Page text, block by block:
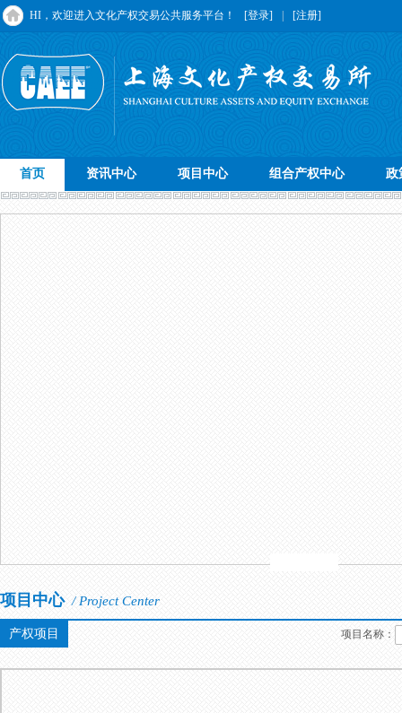
HI，欢迎进入文化产权交易公共服务平台！ [登录] [注册]
首页 资讯中心 项目中心 组合产权中心 政
项目中心 / Project Center
产权项目 项目名称：